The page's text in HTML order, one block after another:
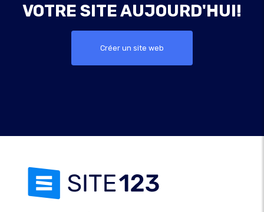
VOTRE SITE AUJOURD'HUI!
Créer un site web